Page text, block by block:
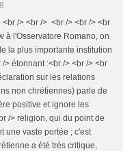
/> <br /> <br /> <br /> <br
à l'Osservatore Romano, on
la plus importante institution
étonnant :<br /> <br /> <br
sur les relations
non chrétiennes) parle de
positive et ignore les
/> religion, qui du point de
une vaste portée ; c'est
a été très critique,